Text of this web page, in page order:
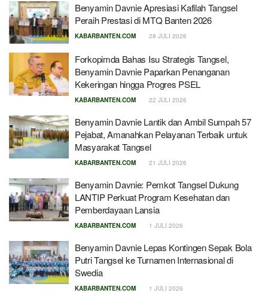
Benyamin Davnie Apresiasi Kafilah Tangsel
Peraih Prestasi di MTQ Banten 2026
KABARBANTEN.COM 28 JULI 2026
Forkopimda Bahas Isu Strategis Tangsel,
Benyamin Davnie Paparkan Penanganan
Kekeringan hingga Progres PSEL
KABARBANTEN.COM 22 JULI 2026
Benyamin Davnie Lantik dan Ambil Sumpah 57
Pejabat, Amanahkan Pelayanan Terbaik untuk
Masyarakat Tangsel
KABARBANTEN.COM 21 JULI 2026
Benyamin Davnie: Pemkot Tangsel Dukung
LANTIP Perkuat Program Kesehatan dan
Pemberdayaan Lansia
KABARBANTEN.COM 1 JULI 2026
Benyamin Davnie Lepas Kontingen Sepak Bola
Putri Tangsel ke Turnamen Internasional di
Swedia
KABARBANTEN.COM 1 JULI 2026